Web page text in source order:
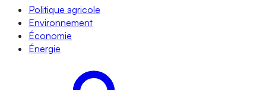
Politique agricole
Environnement
Économie
Énergie